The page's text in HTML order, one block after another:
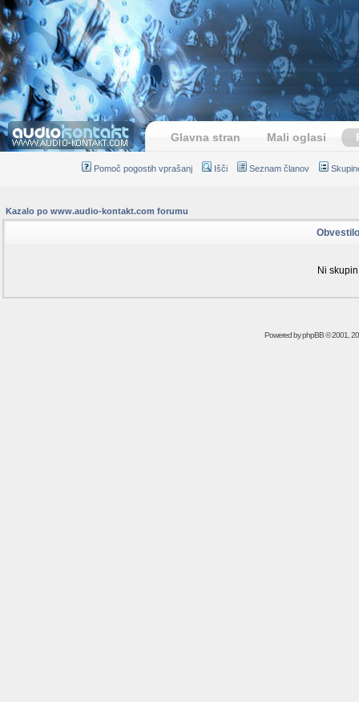
Glavna stran Mali oglasi
Pomoč pogostih vprašanj Išči Seznam članov
Kazalo po www.audio-kontakt.com forumu
Obvestilo
Ni skupin
Powered byphpBB© 2001,